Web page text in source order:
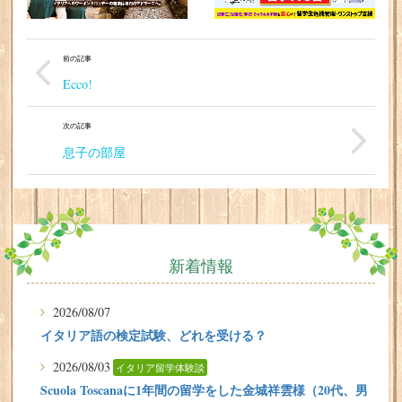
前の記事
Ecco!
次の記事
息子の部屋
新着情報
2026/08/07
イタリア語の検定試験、どれを受ける？
2026/08/03 イタリア留学体験談
Scuola Toscanaに1年間の留学をした金城祥雲様（20代、男